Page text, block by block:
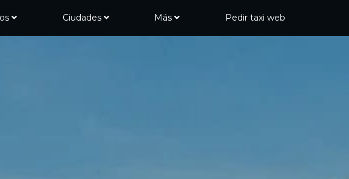
Ciudades Más Pedir taxi web